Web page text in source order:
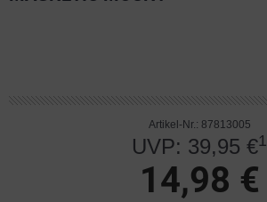
Artikel-Nr.: 87813005
UVP: 39,95 €1
14,98 €